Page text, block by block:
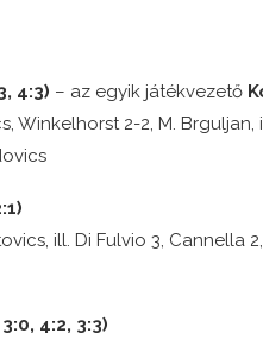
4:3) – az egyik játékvezető
Winkelhorst 2-2, M. Brguljan,
ill. Di Fulvio 3, Cannella
4:2, 3:3)